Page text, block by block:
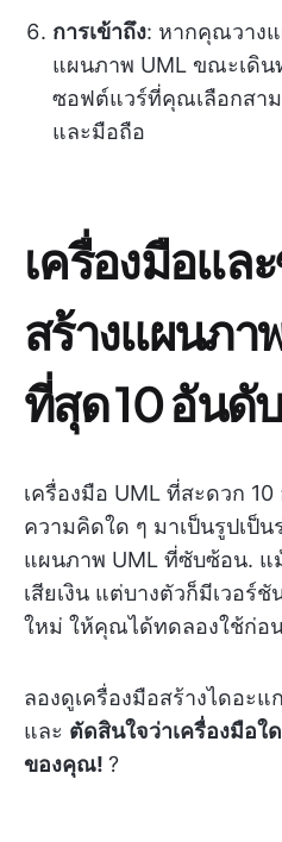
การเข้าถึง: หากคุณวาง
แผนภาพ UML ขณะเดิน
ซอฟต์แวร์ที่คุณเลือกสาม
และมือถือ
เครื่องมือแล
สร้างแผนภา
ที่สุด 10 อันดั
เครื่องมือ UML ที่สะดวก
ความคิดใด ๆ มาเป็นรูปเป็น
แผนภาพ UML ที่ซับซ้อน. แ
เสียเงิน แต่บางตัวก็มีเวอร์
ใหม่ ให้คุณได้ทดลองใช้ก่อ
ลองดูเครื่องมือสร้างไดอะ
และ ตัดสินใจว่าเครื่องมือใ
ของคุณ! ?